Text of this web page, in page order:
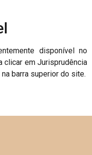
disponível no
clicar em Jurisprudência
barra superior do site.